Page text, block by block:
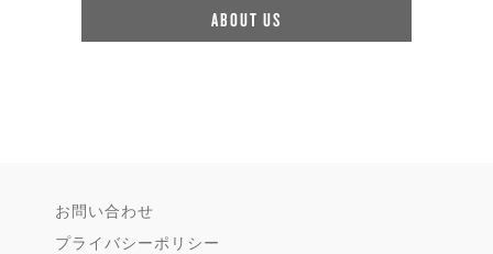
ABOUT US
お問い合わせ
プライバシーポリシー